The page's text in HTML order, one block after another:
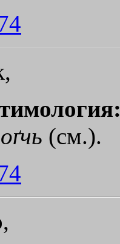
(см.).